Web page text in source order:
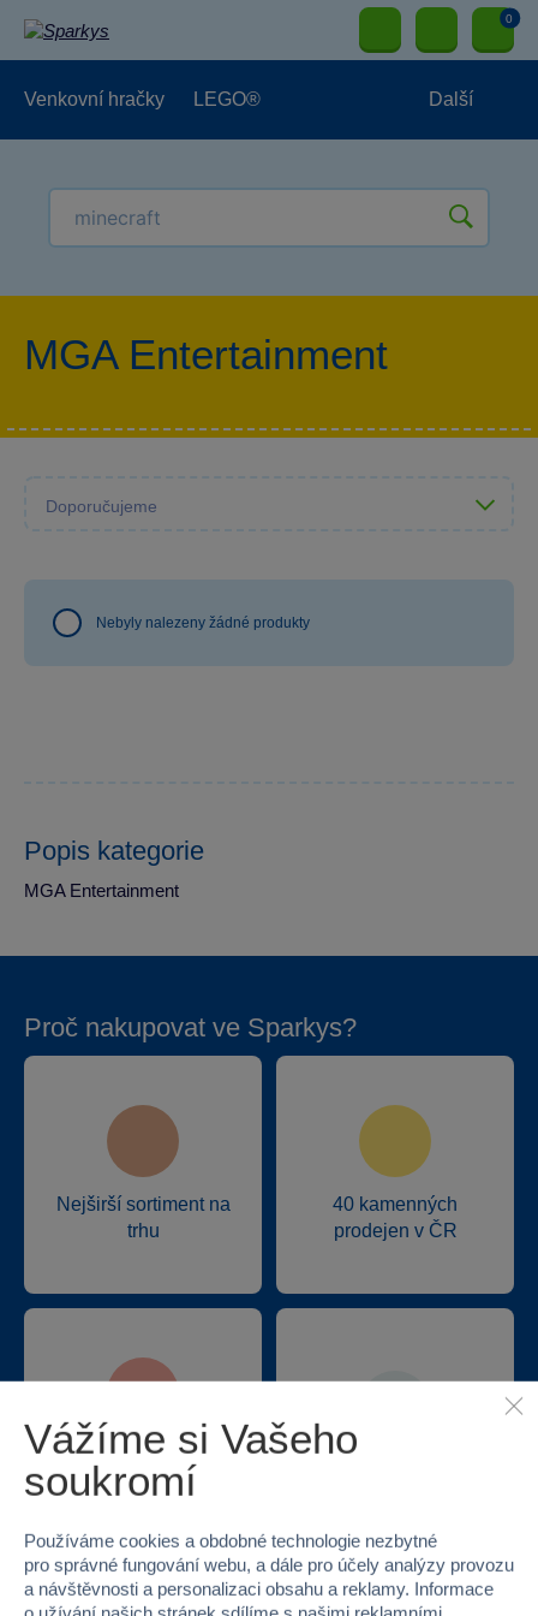
0
Venkovní hračky LEGO® Další
MGA Entertainment
Nebyly nalezeny žádné produkty
Popis kategorie
MGA Entertainment
Proč nakupovat ve Sparkys?
Nejširší sortiment na
trhu
40 kamenných
prodejen v ČR
Doprava zdarma při
odběru na prodejnách
Vážíme si Vašeho
soukromí
Používáme cookies a obdobné technologie nezbytné
pro správné fungování webu, a dále pro účely analýzy provozu
a návštěvnosti a personalizaci obsahu a reklamy. Informace